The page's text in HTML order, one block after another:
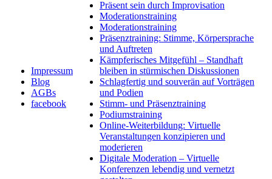
Impressum
Blog
AGBs
facebook
Präsent sein durch Improvisation
Moderationstraining
Moderationstraining
Präsenztraining: Stimme, Körpersprache
und Auftreten
Kämpferisches Mitgefühl – Standhaft
bleiben in stürmischen Diskussionen
Schlagfertig und souverän auf Vorträgen
und Podien
Stimm- und Präsenztraining
Podiumstraining
Online-Weiterbildung: Virtuelle
Veranstaltungen konzipieren und
moderieren
Digitale Moderation – Virtuelle
Konferenzen lebendig und vernetzt